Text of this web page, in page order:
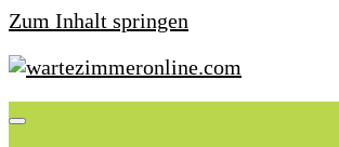
Zum Inhalt springen